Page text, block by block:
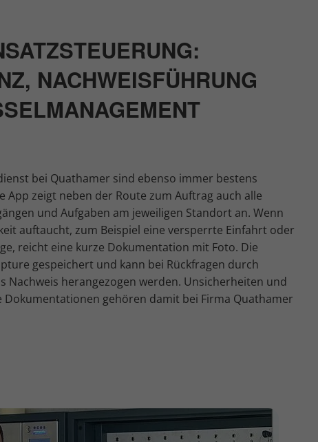
NACHWEISFÜHRUNG
bei Quathamer sind ebenso immer bestens
App zeigt neben der Route zum Auftrag auch alle
und Aufgaben am jeweiligen Standort an. Wenn
auftaucht, zum Beispiel eine versperrte Einfahrt oder
reicht eine kurze Dokumentation mit Foto. Die
gespeichert und kann bei Rückfragen durch
Nachweis herangezogen werden. Unsicherheiten und
Dokumentationen gehören damit bei Firma Quathamer